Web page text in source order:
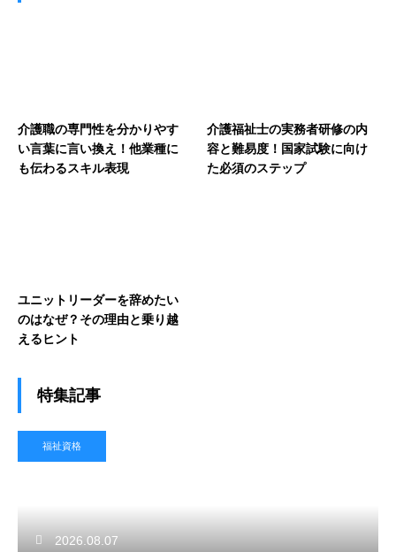
介護職の専門性を分かりやす
い言葉に言い換え！他業種に
も伝わるスキル表現
介護福祉士の実務者研修の内
容と難易度！国家試験に向け
た必須のステップ
ユニットリーダーを辞めたい
のはなぜ？その理由と乗り越
えるヒント
特集記事
福祉資格
2026.08.07